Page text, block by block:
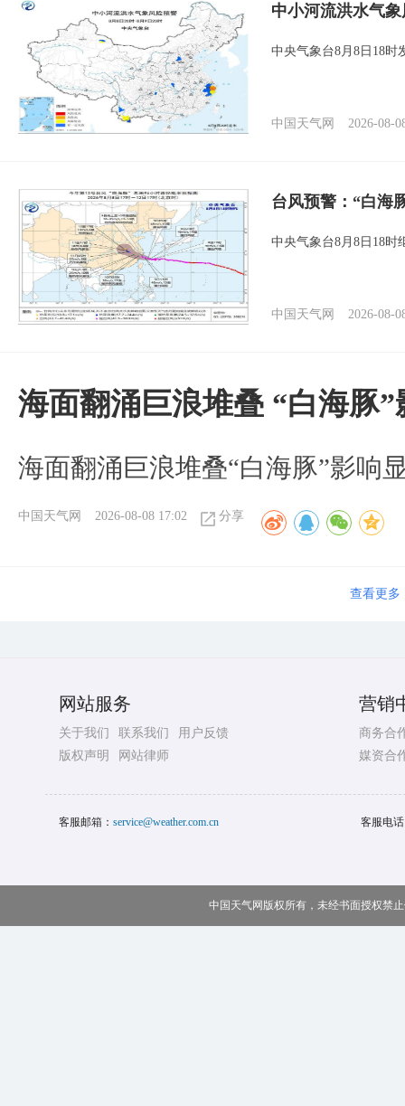
中小河流洪水气
中央气象台8月8日18时
中国天气网 2026-08-
台风预警：“白海
中央气象台8月8日18时
中国天气网 2026-08-
海面翻涌巨浪堆叠 “白海豚”
海面翻涌巨浪堆叠“白海豚”影响
中国天气网 2026-08-08 17:02 分享
查看更多
网站服务
关于我们 联系我们
用户反馈
版权声明
网站律师
营销
商务合
媒资合
客服邮箱： service@weather.com.cn 客服电
中国天气网版权所有，未经书面授权